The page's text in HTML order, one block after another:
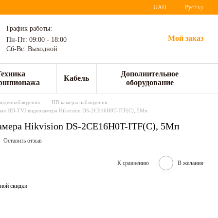
UAH РусУкр
График работы:
Пн-Пт: 09:00 - 18:00
Сб-Вс: Выходной
Мой заказ
Кабель
Дополнительное
оборудование
HD камеры наблюдения
HD-TVI видеокамера Hikvision DS-2CE16H0T-ITF(C), 5Мп
Hikvision DS-2CE16H0T-ITF(C), 5Мп
Оставить отзыв
К сравнению В желания
скидки